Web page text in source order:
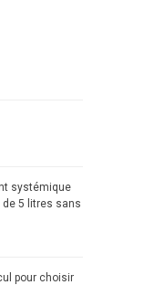
systémique
de 5 litres sans
pour choisir